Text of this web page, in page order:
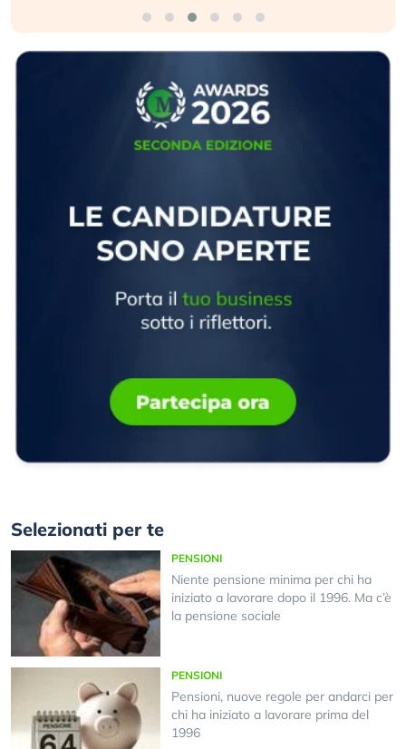
Selezionati per te
PENSIONI
Niente pensione minima per chi ha
iniziato a lavorare dopo il 1996. Ma c’è
la pensione sociale
PENSIONI
Pensioni, nuove regole per andarci per
chi ha iniziato a lavorare prima del
1996